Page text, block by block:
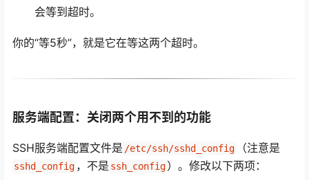
会等到超时。
你的“等5秒”，就是它在等这两个超时。
服务端配置：关闭两个用不到的功能
SSH服务端配置文件是 /etc/ssh/sshd_config （注意是
sshd_config ，不是 ssh_config）。修改以下两项：